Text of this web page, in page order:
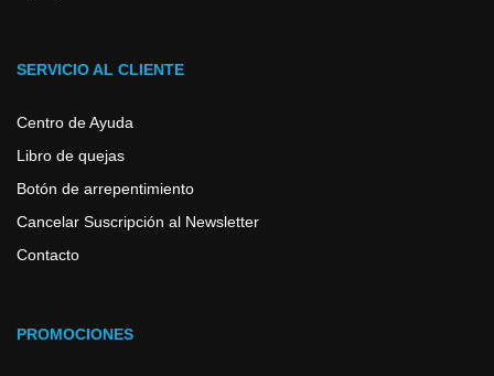
SERVICIO AL CLIENTE
Centro de Ayuda
Libro de quejas
Botón de arrepentimiento
Cancelar Suscripción al Newsletter
Contacto
PROMOCIONES